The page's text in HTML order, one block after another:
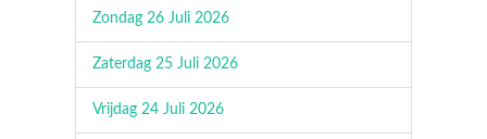
Zondag 26 Juli 2026
Zaterdag 25 Juli 2026
Vrijdag 24 Juli 2026